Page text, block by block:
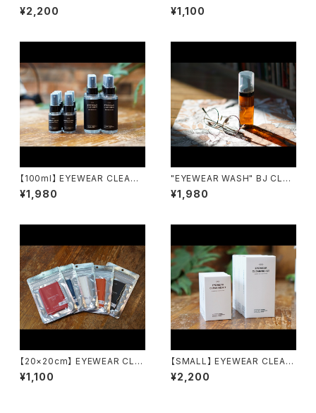
ウォッシュ emw / eyewear m
aintenance works
¥2,200
アイウェアクリーナー emw / e
yewear maintenance work
¥1,100
【100ml】 EYEWEAR CLEANE
R アイウェアクリーナー emw /
eyewear maintenance wor
¥1,980
"EYEWEAR WASH" BJ CLAS
SIC COLLECTION くもり止め
クリーナー アイウェアウォッシュ
¥1,980
【20×20cm】 EYEWEAR CLO
TH アイウェアクロス emw / e
yewear maintenance work
¥1,100
【SMALL】 EYEWEAR CLEANI
NG KIT アイウェアクリーニン
グキット emw / eyewear mai
¥2,200